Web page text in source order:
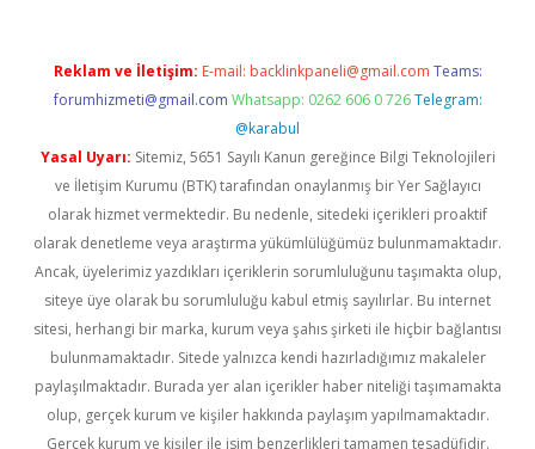
Reklam ve İletişim: E-mail: backlinkpaneli@gmail.com Teams:
forumhizmeti@gmail.com Whatsapp: 0262 606 0 726 Telegram:
@karabul
Yasal Uyarı: Sitemiz, 5651 Sayılı Kanun gereğince Bilgi Teknolojileri
ve İletişim Kurumu (BTK) tarafından onaylanmış bir Yer Sağlayıcı
olarak hizmet vermektedir. Bu nedenle, sitedeki içerikleri proaktif
olarak denetleme veya araştırma yükümlülüğümüz bulunmamaktadır.
Ancak, üyelerimiz yazdıkları içeriklerin sorumluluğunu taşımakta olup,
siteye üye olarak bu sorumluluğu kabul etmiş sayılırlar. Bu internet
sitesi, herhangi bir marka, kurum veya şahıs şirketi ile hiçbir bağlantısı
bulunmamaktadır. Sitede yalnızca kendi hazırladığımız makaleler
paylaşılmaktadır. Burada yer alan içerikler haber niteliği taşımamakta
olup, gerçek kurum ve kişiler hakkında paylaşım yapılmamaktadır.
Gerçek kurum ve kişiler ile isim benzerlikleri tamamen tesadüfidir.